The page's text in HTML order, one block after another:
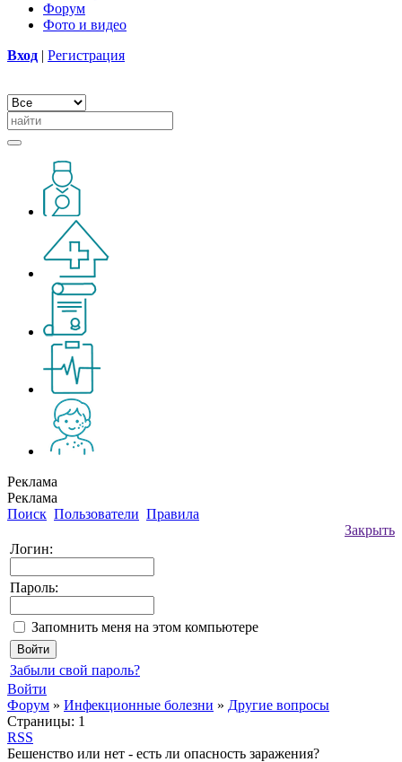
Форум
Фото и видео
Вход | Регистрация
Реклама
Реклама
Поиск Пользователи Правила
Закрыть
Логин:
Пароль:
Запомнить меня на этом компьютере
Забыли свой пароль?
Войти
Форум » Инфекционные болезни » Другие вопросы
Страницы: 1
RSS
Бешенство или нет - есть ли опасность заражения?